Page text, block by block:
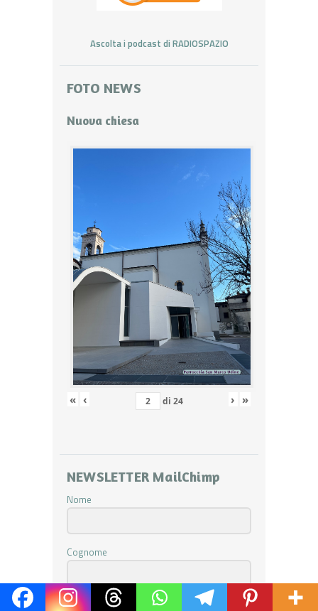
Ascolta i podcast di RADIOSPAZIO
FOTO NEWS
Nuova chiesa
« ‹ di 24 › »
NEWSLETTER MailChimp
Nome
Cognome
Indirizzo email